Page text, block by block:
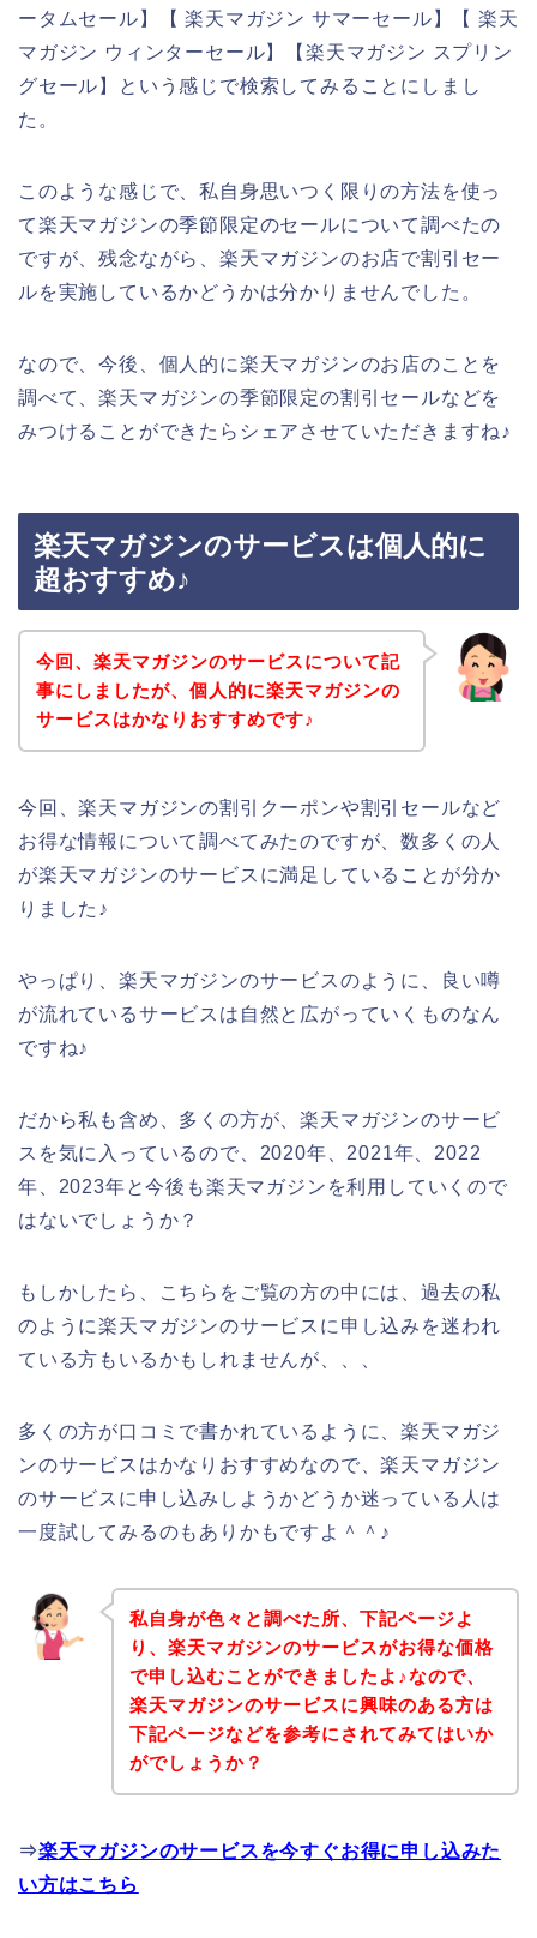
ータムセール】【 楽天マガジン サマーセール】【 楽天
マガジン ウィンターセール】【楽天マガジン スプリン
グセール】という感じで検索してみることにしまし
た。
このような感じで、私自身思いつく限りの方法を使っ
て楽天マガジンの季節限定のセールについて調べたの
ですが、残念ながら、楽天マガジンのお店で割引セー
ルを実施しているかどうかは分かりませんでした。
なので、今後、個人的に楽天マガジンのお店のことを
調べて、楽天マガジンの季節限定の割引セールなどを
みつけることができたらシェアさせていただきますね♪
楽天マガジンのサービスは個人的に
超おすすめ♪
今回、楽天マガジンのサービスについて記
事にしましたが、個人的に楽天マガジンの
サービスはかなりおすすめです♪
今回、楽天マガジンの割引クーポンや割引セールなど
お得な情報について調べてみたのですが、数多くの人
が楽天マガジンのサービスに満足していることが分か
りました♪
やっぱり、楽天マガジンのサービスのように、良い噂
が流れているサービスは自然と広がっていくものなん
ですね♪
だから私も含め、多くの方が、楽天マガジンのサービ
スを気に入っているので、2020年、2021年、2022
年、2023年と今後も楽天マガジンを利用していくので
はないでしょうか？
もしかしたら、こちらをご覧の方の中には、過去の私
のように楽天マガジンのサービスに申し込みを迷われ
ている方もいるかもしれませんが、、、
多くの方が口コミで書かれているように、楽天マガジ
ンのサービスはかなりおすすめなので、楽天マガジン
のサービスに申し込みしようかどうか迷っている人は
一度試してみるのもありかもですよ＾＾♪
私自身が色々と調べた所、下記ページよ
り、楽天マガジンのサービスがお得な価格
で申し込むことができましたよ♪なので、
楽天マガジンのサービスに興味のある方は
下記ページなどを参考にされてみてはいか
がでしょうか？
⇒楽天マガジンのサービスを今すぐお得に申し込みた
い方はこちら